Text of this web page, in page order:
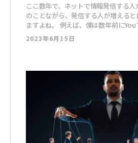
ここ数年で、ネットで情報発信する人が
のことながら、発信する人が増える
ますよね。 例えば、僕は数年前にYouTubeで「副業」をテ
ーマに、一生懸命発信をしていました。 副業の情報が欲
い人って ・会社の仕事に大満足・今の給料に大満足 こんな
2023年6月15日